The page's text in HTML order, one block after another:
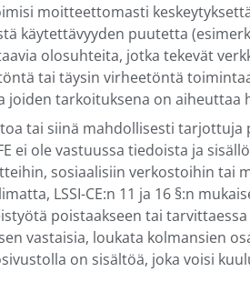
moitteettomasti
käytettävyyden puutetta
olosuhteita, jotka tekevät
tai täysin virheetöntä
tarkoituksena on aiheuttaa
tai siinä mahdollisesti
ei ole vastuussa tiedoista ja
sosiaalisiin verkostoihin tai
LSSI-CE:n 11 ja 16 §:n
poistaakseen tai
vastaisia, loukata kolmansien
on sisältöä, joka voisi